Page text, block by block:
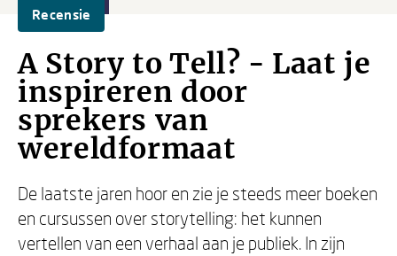
Recensie
A Story to Tell? - Laat je
inspireren door
sprekers van
wereldformaat
De laatste jaren hoor en zie je steeds meer boeken
en cursussen over storytelling: het kunnen
vertellen van een verhaal aan je publiek. In zijn